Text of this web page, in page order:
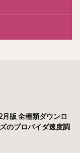
版 全種類ダウンロ
のプロバイダ速度調